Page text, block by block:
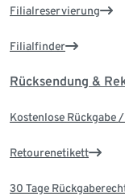
Filialreservierung
Filialfinder
Rücksendung &
Kostenlose Rückgabe
Retourenetikett
30 Tage